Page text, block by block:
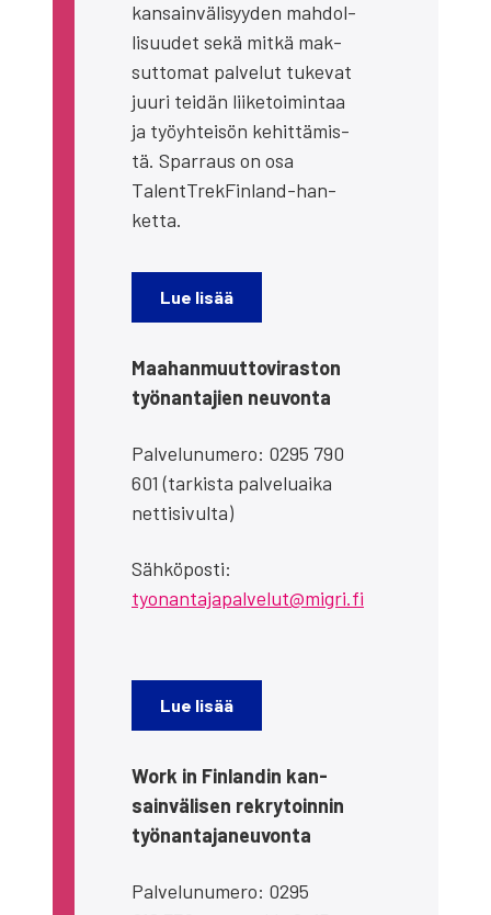
kan­sain­vä­li­syy­den mah­dol­
li­suu­det sekä mit­kä mak­
sut­to­mat pal­ve­lut tuke­vat
juu­ri tei­dän lii­ke­toi­min­taa
ja työyh­tei­sön kehit­tä­mis­
tä. Spar­raus on osa
TalentT­rek­Fin­land-han­
ket­ta.
Lue lisää
Maa­han­muut­to­vi­ras­ton
työ­nan­ta­jien neu­von­ta
Pal­ve­lu­nu­me­ro: 0295 790
601 (tar­kis­ta pal­ve­luai­ka
net­ti­si­vul­ta)
Säh­kö­pos­ti:
tyonantajapalvelut@migri.fi
Lue lisää
Work in Fin­lan­din kan­
sain­vä­li­sen rek­ry­toin­nin
työ­nan­ta­ja­neu­von­ta
Pal­ve­lu­nu­me­ro: 0295